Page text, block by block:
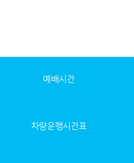
예배시간
차량운행시간표